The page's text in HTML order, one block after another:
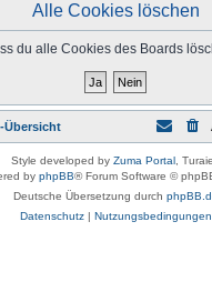
Alle Cookies löschen
du alle Cookies des Boards
Übersicht
Style developed by Zuma Portal ,
by phpBB® Forum Software ©
Deutsche Übersetzung durch
Datenschutz| Nutzungsbedingungen